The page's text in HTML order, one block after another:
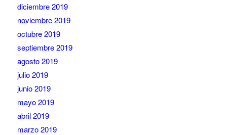
diciembre 2019
noviembre 2019
octubre 2019
septiembre 2019
agosto 2019
julio 2019
junio 2019
mayo 2019
abril 2019
marzo 2019